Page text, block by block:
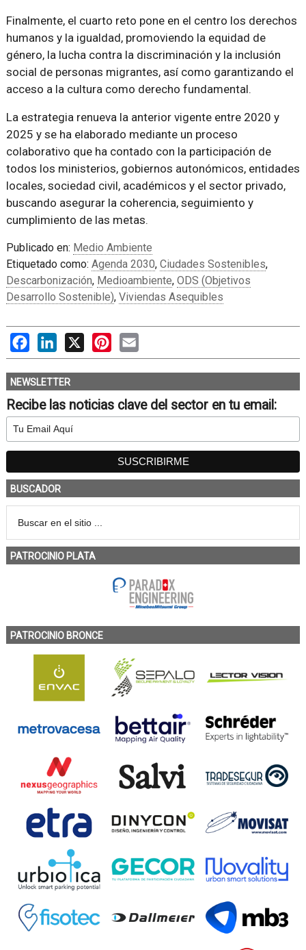
Finalmente, el cuarto reto pone en el centro los derechos
humanos y la igualdad, promoviendo la equidad de
género, la lucha contra la discriminación y la inclusión
social de personas migrantes, así como garantizando el
acceso a la cultura como derecho fundamental.
La estrategia renueva la anterior vigente entre 2020 y
2025 y se ha elaborado mediante un proceso
colaborativo que ha contado con la participación de
todos los ministerios, gobiernos autonómicos, entidades
locales, sociedad civil, académicos y el sector privado,
buscando asegurar la coherencia, seguimiento y
cumplimiento de las metas.
Publicado en: Medio Ambiente
Etiquetado como: Agenda 2030, Ciudades Sostenibles,
Descarbonización, Medioambiente, ODS (Objetivos
Desarrollo Sostenible), Viviendas Asequibles
FacebookLinkedIn
X PinterestEmail
NEWSLETTER
Recibe las noticias clave del sector en tu email:
BUSCADOR
PATROCINIO PLATA
PATROCINIO BRONCE